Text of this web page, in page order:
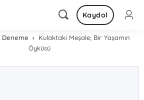
Kaydol
Deneme
Kulaktaki Meşale; Bir Yaşamın
Öyküsü